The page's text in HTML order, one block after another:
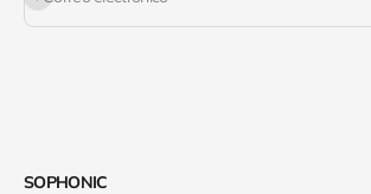
SOPHONIC